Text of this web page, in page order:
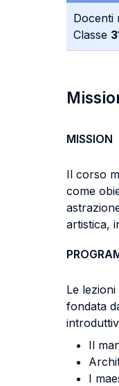
Docenti
Classe
MISSION
Il corso
come
artistica,
Le
fondata
Il
I